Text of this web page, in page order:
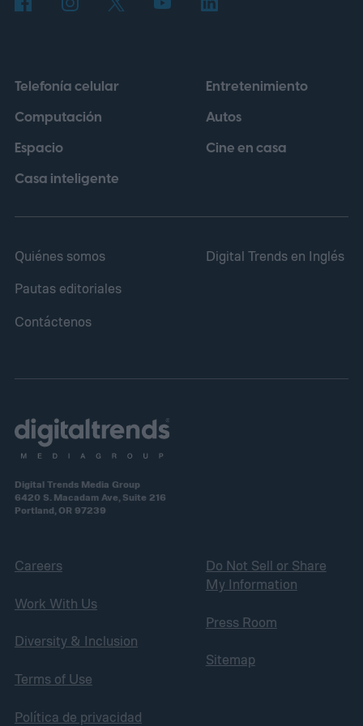
idea tenía un brillo irresistible.
Telefonía celular
Computación
Espacio
Casa inteligente
Entretenimiento
Autos
Cine en casa
Quiénes somos
Pautas editoriales
Contáctenos
Digital Trends en Inglés
Digital Trends Media Group
6420 S. Macadam Ave, Suite 216
Portland, OR 97239
Careers
Work With Us
Diversity & Inclusion
Terms of Use
Política de privacidad
Do Not Sell or Share
My Information
Press Room
Sitemap